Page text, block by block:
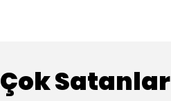
Çok Satanlar